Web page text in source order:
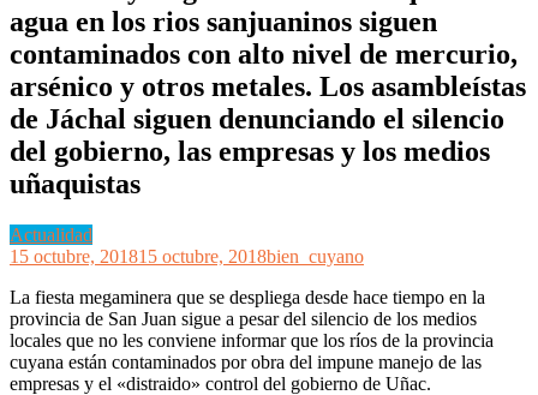
agua en los rios sanjuaninos siguen
contaminados con alto nivel de mercurio,
arsénico y otros metales. Los asambleístas
de Jáchal siguen denunciando el silencio
del gobierno, las empresas y los medios
uñaquistas
Actualidad
15 octubre, 201815 octubre, 2018bien_cuyano
La fiesta megaminera que se despliega desde hace tiempo en la
provincia de San Juan sigue a pesar del silencio de los medios
locales que no les conviene informar que los ríos de la provincia
cuyana están contaminados por obra del impune manejo de las
empresas y el «distraido» control del gobierno de Uñac.